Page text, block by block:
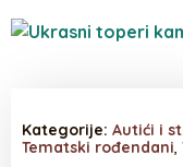
Kategorije: Autići i
Tematski rođendani